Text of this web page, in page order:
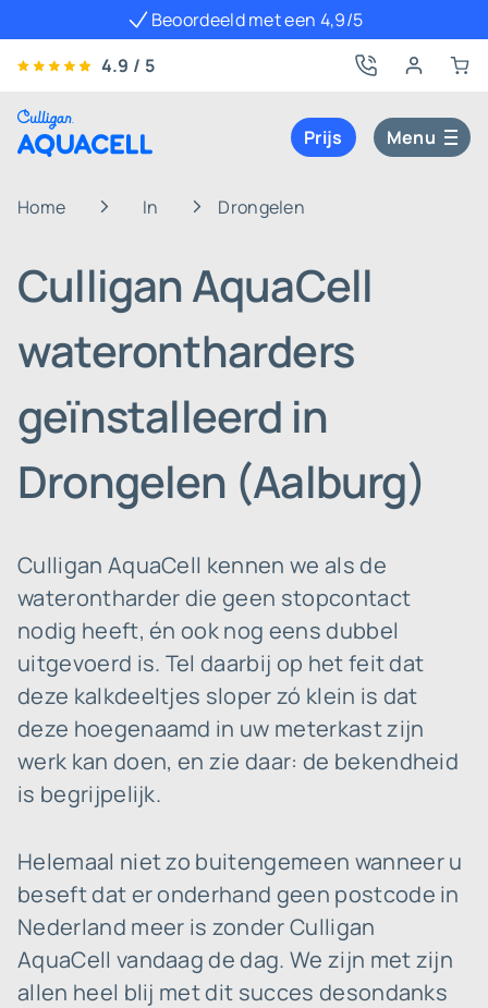
Beoordeeld met een 4,9/5
4.9 / 5
Prijs Menu
Home In Drongelen
Culligan AquaCell
waterontharders
geïnstalleerd in
Drongelen (Aalburg)
Culligan AquaCell kennen we als de
waterontharder die geen stopcontact
nodig heeft, én ook nog eens dubbel
uitgevoerd is. Tel daarbij op het feit dat
deze kalkdeeltjes sloper zó klein is dat
deze hoegenaamd in uw meterkast zijn
werk kan doen, en zie daar: de bekendheid
is begrijpelijk.
Helemaal niet zo buitengemeen wanneer u
beseft dat er onderhand geen postcode in
Nederland meer is zonder Culligan
AquaCell vandaag de dag. We zijn met zijn
allen heel blij met dit succes desondanks